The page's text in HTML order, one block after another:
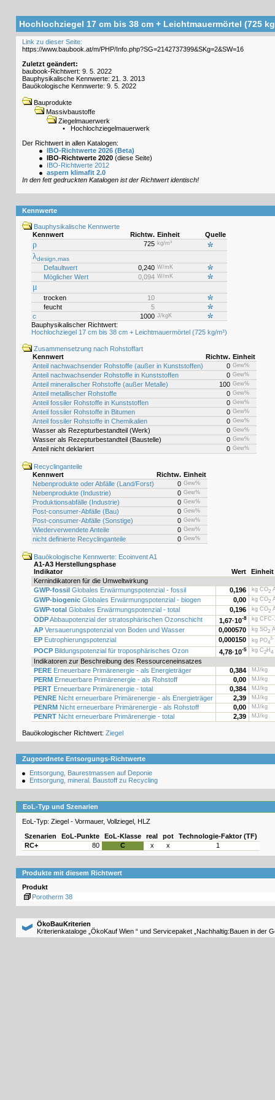
Hochlochziegel 17 cm bis 38 cm + Leichtmauermörtel (725
Link zu dieser Seite:
Zuletzt geändert:
baubook-Richtwert: 9. 5. 2022
Bauphysikalische Kennwerte: 21. 3. 2013
Bauökologische Kennwerte: 9. 5. 2022
Bauprodukte
Massivbaustoffe
Ziegelmauerwerk
•
Hochlochziegelmauerwerk
Der Richtwert in allen Katalogen:
IBO-Richtwerte 2026 (Beta)
IBO-Richtwerte 2020 (diese Seite)
IBO-Richtwerte 2012
aspern klimafit 2.0
In den fett gedruckten Katalogen ist der Richtwert identisch!
Kennwerte
Bauphysikalische Kennwerte
Kennwert
Richtw. Einheit Quelle
ρ 725 kg/m³
λdesign,mas
Defaultwert 0,240 W/mK
Möglicher Wert 0,094 W/mK
μ
trocken
10
feucht
5
c
1000 J/kgK
Bauphysikalischer Richtwert:
Hochlochziegel 17 cm bis 38 cm + Leichtmauermörtel (725 kg/m³)
Zusammensetzung nach Rohstoffart
Kennwert
Richtw. Einheit
Anteil nachwachsender Rohstoffe (außer in Kunststoffen)
0 Gew%
Anteil nachwachsender Rohstoffe in Kunststoffen 0 Gew%
Anteil mineralischer Rohstoffe (außer Metalle) 100 Gew%
Anteil metallischer Rohstoffe 0 Gew%
Anteil fossiler Rohstoffe in Kunststoffen 0 Gew%
Anteil fossiler Rohstoffe in Bitumen 0 Gew%
Anteil fossiler Rohstoffe in Chemikalien 0 Gew%
Wasser als Rezepturbestandteil (Werk) 0 Gew%
Wasser als Rezepturbestandteil (Baustelle) 0 Gew%
Anteil nicht deklariert 0 Gew%
Recyclinganteile
Kennwert
Richtw. Einheit
Nebenprodukte oder Abfälle (Land/Forst)
0 Gew%
Nebenprodukte (Industrie) 0 Gew%
Produktionsabfälle (Industrie) 0 Gew%
Post-consumer-Abfälle (Bau) 0 Gew%
Post-consumer-Abfälle (Sonstige) 0 Gew%
Wiederverwendete Anteile 0 Gew%
nicht definierte Recyclinganteile 0 Gew%
Bauökologische Kennwerte: Ecoinvent A1
A1-A3 Herstellungsphase
Indikator
Wert
Einheit
Kernindikatoren für die Umweltwirkung
GWP-fossil Globales Erwärmungspotenzial - fossil 0,196 kg CO2
GWP-biogenic Globales Erwärmungspotenzial - biogen 0,00 kg CO2
GWP-total Globales Erwärmungspotenzial - total 0,196 kg CO2
ODPAbbaupotenzial der stratosphärischen Ozonschicht 1,67·10-8 kg CFC-
AP Versauerungspotenzial von Boden und Wasser 0,000570 kg SO2
EP Eutrophierungspotenzial 0,000150 kg PO4
3-
POCP Bildungspotenzial für troposphärisches Ozon 4,78·10-5 kg C2H 4
Indikatoren zur Beschreibung des Ressourceneinsatzes
PERE Erneuerbare Primärenergie - als Energieträger 0,384 MJ/kg
PERM Erneuerbare Primärenergie - als Rohstoff 0,00 MJ/kg
PERT Erneuerbare Primärenergie - total 0,384 MJ/kg
PENRE Nicht erneuerbare Primärenergie - als Energieträger 2,39 MJ/kg
PENRM Nicht erneuerbare Primärenergie - als Rohstoff 0,00 MJ/kg
PENRT Nicht erneuerbare Primärenergie - total 2,39 MJ/kg
Bauökologischer Richtwert: Ziegel
Zugeordnete Entsorgungs-Richtwerte
Entsorgung, Baurestmassen auf Deponie
Entsorgung, mineral. Baustoff zu Recycling
EoL-Typ und Szenarien
EoL-Typ: Ziegel - Vormauer, Vollziegel, HLZ
Szenarien
EoL-Punkte EoL-Klasse real pot
Technologie-Faktor (TF)
RC+
80 C x x 1
Produkte mit diesem Richtwert
Produkt
Porotherm 38
ÖkoBauKriterien
Kriterienkataloge „ÖkoKauf Wien “ und Servicepaket „Nachhaltig:Bauen in der